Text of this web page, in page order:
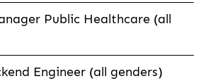
Public Healthcare (all
Engineer (all genders)